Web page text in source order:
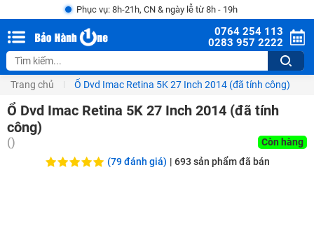
Phục vụ: 8h-21h, CN & ngày lễ từ 8h - 19h
0764 254 113
0283 957 2222
Trang chủ Ổ Dvd Imac Retina 5K 27 Inch 2014 (đã tính công)
Ổ Dvd Imac Retina 5K 27 Inch 2014 (đã tính
công)
()
Còn hàng
(79 đánh giá) | 693 sản phẩm đã bán